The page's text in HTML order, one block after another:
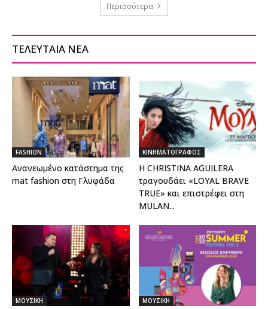
Περισσότερα
ΤΕΛΕΥΤΑΙΑ ΝΕΑ
FASHION
Ανανεωμένο κατάστημα της
mat fashion στη Γλυφάδα
ΚΙΝΗΜΑΤΟΓΡΑΦΟΣ
H CHRISTINA AGUILERA
τραγουδάει «LOYAL BRAVE
TRUE» και επιστρέφει στη
MULAN...
ΜΟΥΣΙΚΗ ΜΟΥΣΙΚΗ